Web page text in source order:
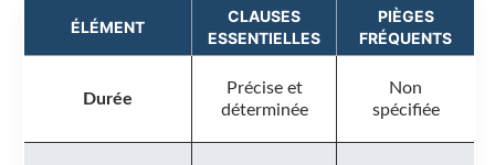
ÉLÉMENT
CLAUSES
ESSENTIELLES
PIÈGES
FRÉQUENTS
Durée
Précise et
déterminée
Non
spécifiée